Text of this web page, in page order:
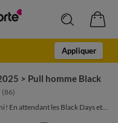
Appliquer
> Pull homme Black
(86)
! En attendant les Black Days et...